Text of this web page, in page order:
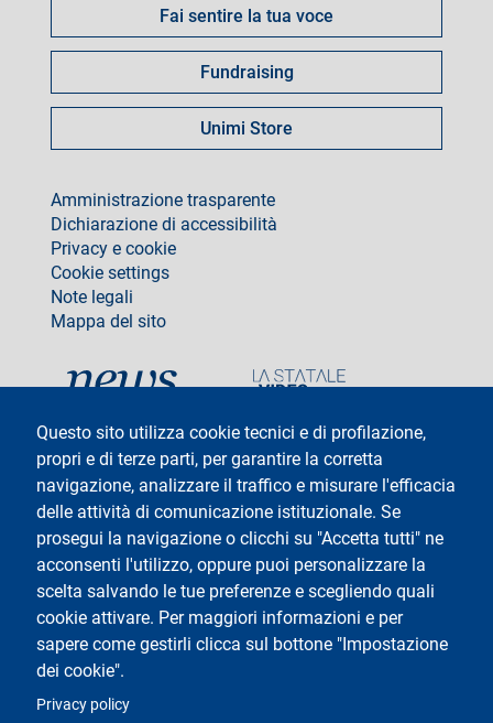
Questo sito utilizza cookie tecnici e di profilazione,
propri e di terze parti, per garantire la corretta
navigazione, analizzare il traffico e misurare l'efficacia
delle attività di comunicazione istituzionale. Se
prosegui la navigazione o clicchi su "Accetta tutti" ne
acconsenti l'utilizzo, oppure puoi personalizzare la
scelta salvando le tue preferenze e scegliendo quali
cookie attivare. Per maggiori informazioni e per
sapere come gestirli clicca sul bottone "Impostazione
dei cookie".
Privacy policy
Fai sentire la tua voce
Fundraising
Unimi Store
footer
Amministrazione trasparente
Dichiarazione di accessibilità
Privacy e cookie
Cookie settings
Note legali
Mappa del sito
Testo
Università degli Studi di Milano
Via Festa del Perdono 7 - 20122 Milano
Tel: +39 02 5032 5032
InformaStudenti
Posta Elettronica Certificata
C.F. 80012650158 - P.I. 03064870151
Codice LEI
social
Logo